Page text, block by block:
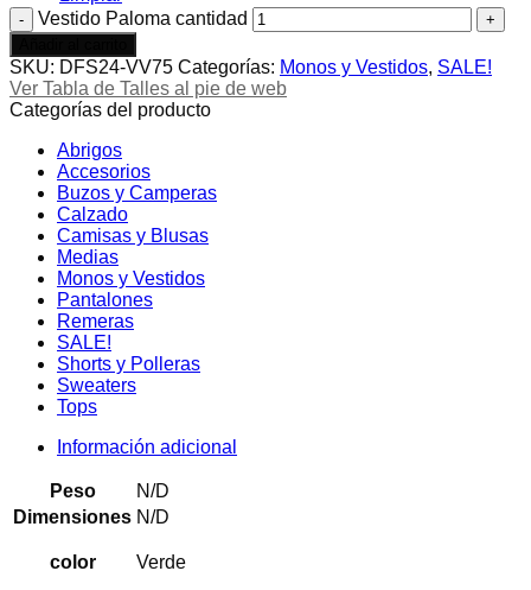
Vestido Paloma cantidad
SKU: DFS24-VV75 Categorías: Monos y Vestidos, SALE!
Ver Tabla de Talles al pie de web
Categorías del producto
Abrigos
Accesorios
Buzos y Camperas
Calzado
Camisas y Blusas
Medias
Monos y Vestidos
Pantalones
Remeras
SALE!
Shorts y Polleras
Sweaters
Tops
Información adicional
Peso
N/D
Dimensiones N/D
color Verde